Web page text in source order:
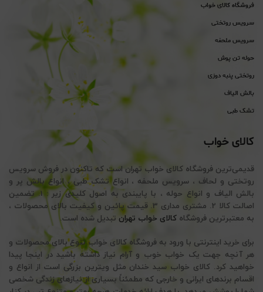
فروشگاه کالای خواب
سرویس روتختی
سرویس ملحفه
حوله تن پوش
روتختی پنبه دوزی
بالش الیاف
تشک طبی
کالای خواب
قدیمی‌ترین فروشگاه کالای خواب تهران است که تاکنون در فروش سرویس
روتختی و لحاف ، سرویس ملحفه ، انواع تشک طبی ، انواع بالش پر و
بالش الیاف و انواع حوله ، با پایبندی به اصول کلیدی زیر : 1. تضمین
اصالت کالا 2. مشتری مداری 3. قیمت پائین و کیفیت بالای محصولات ،
به معتبرترین فروشگاه کالای خواب تهران تبدیل شده است.
برای خرید اینترنتی با ورود به فروشگاه کالای خواب تنوع بالای محصولات و
هر آنچه جهت یک خواب خوب و آرام نیاز داشته باشید در اینجا پیدا
خواهید کرد. کالای خواب سید خندان مثل ویترین بزرگی است از انواع و
اقسام برندهای ایرانی و خارجی که مطمئناً بسیاری از نیازهای زندگی شخصی